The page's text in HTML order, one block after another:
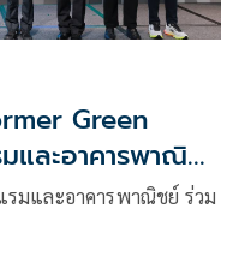
Green
ละอาคารพาณิชย์
รมและอาคารพาณิชย์ ร่วม